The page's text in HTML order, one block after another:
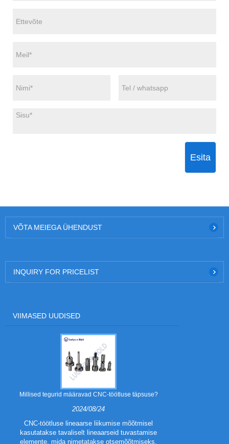
Esita
VÕTA MEIEGA ÜHENDUST
INQUIRY FOR PRICELIST
VIIMASED UUDISED
Millised tegurid määravad CNC-töötluse täpsuse?
2024/08/24
CNC-töötluse lineaarse liikumise mõõtmisel
kasutatakse tavaliselt lineaarseid tuvastamise
elemente, mida nimetatakse otsemõõtmiseks.